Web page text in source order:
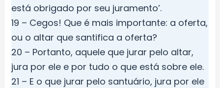
está obrigado por seu juramento’.
19 – Cegos! Que é mais importante: a oferta,
ou o altar que santifica a oferta?
20 – Portanto, aquele que jurar pelo altar,
jura por ele e por tudo o que está sobre ele.
21 – E o que jurar pelo santuário, jura por ele